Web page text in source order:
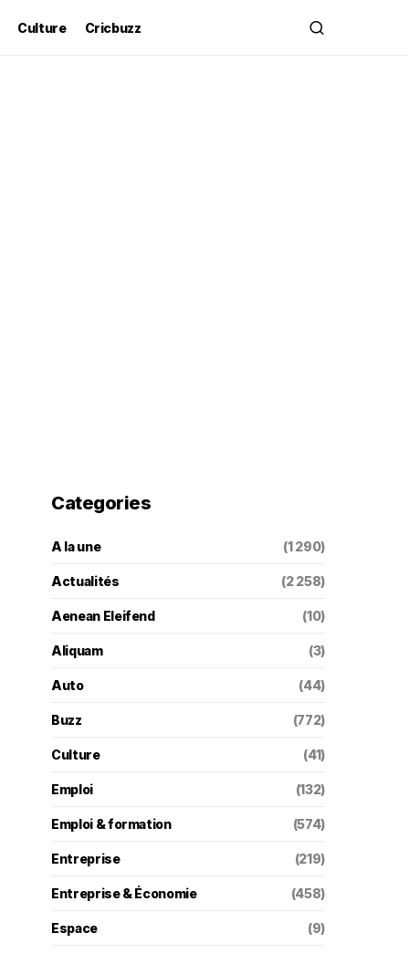
Culture Cricbuzz
Categories
A la une (1 290)
Actualités (2 258)
Aenean Eleifend (10)
Aliquam (3)
Auto (44)
Buzz (772)
Culture (41)
Emploi (132)
Emploi & formation (574)
Entreprise (219)
Entreprise & Économie (458)
Espace (9)